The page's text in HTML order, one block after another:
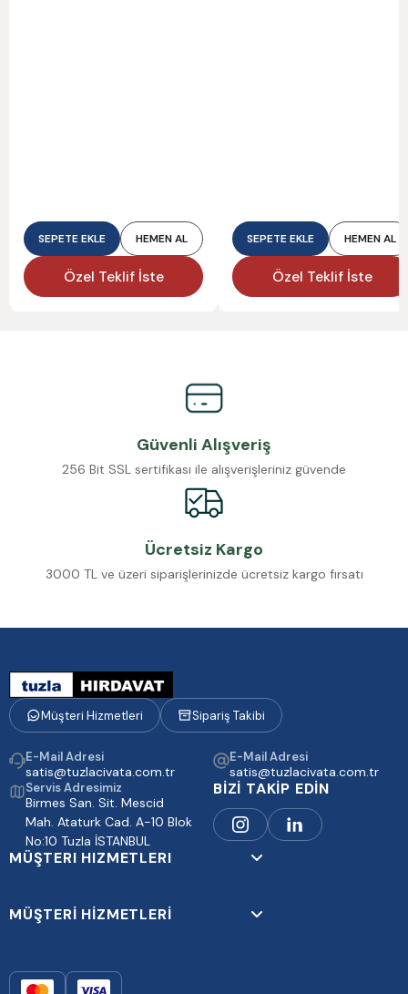
SEPETE EKLE HEMEN AL
Özel Teklif İste
SEPETE EKLE HEMEN AL
Özel Teklif İste
Güvenli Alışveriş
256 Bit SSL sertifikası ile alışverişleriniz güvende
Ücretsiz Kargo
3000 TL ve üzeri siparişlerinizde ücretsiz kargo fırsatı
Müşteri Hizmetleri Sipariş Takibi
E-Mail Adresi
satis@tuzlacivata.com.tr
E-Mail Adresi
satis@tuzlacivata.com.tr
Servis Adresimiz
Birmes San. Sit. Mescid
Mah. Ataturk Cad. A-10 Blok
No:10 Tuzla İSTANBUL
BİZİ TAKİP EDİN
MÜŞTERI HIZMETLERI
MÜŞTERİ HİZMETLERİ